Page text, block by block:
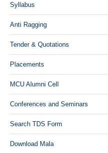
Syllabus
Anti Ragging
Tender & Quotations
Placements
MCU Alumni Cell
Conferences and Seminars
Search TDS Form
Download Mala